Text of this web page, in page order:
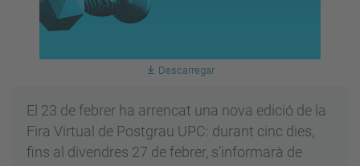
Descarregar
El 23 de febrer ha arrencat una nova edició de la
Fira Virtual de Postgrau UPC: durant cinc dies,
fins al divendres 27 de febrer, s’informarà de